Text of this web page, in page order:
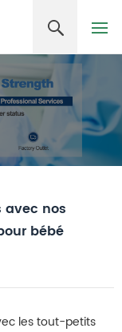
avec nos
bébé
les tout-petits